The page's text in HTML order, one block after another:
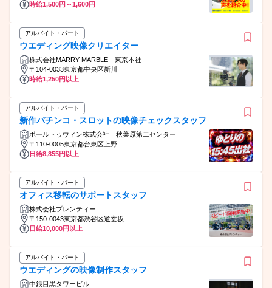
時給1,500円～1,600円
アルバイト・パート
ウエディング映像クリエイター
株式会社MARRY MARBLE 東京本社
〒104-0033東京都中央区新川
時給1,250円以上
アルバイト・パート
新作パチンコ・スロットの映像チェックスタッフ
ポールトゥウィン株式会社 秋葉原第二センター
〒110-0005東京都台東区上野
日給8,855円以上
アルバイト・パート
オフィス移転のサポートスタッフ
株式会社プレンティー
〒150-0043東京都渋谷区道玄坂
日給10,000円以上
アルバイト・パート
ウエディングの映像制作スタッフ
中銀目黒タワービル